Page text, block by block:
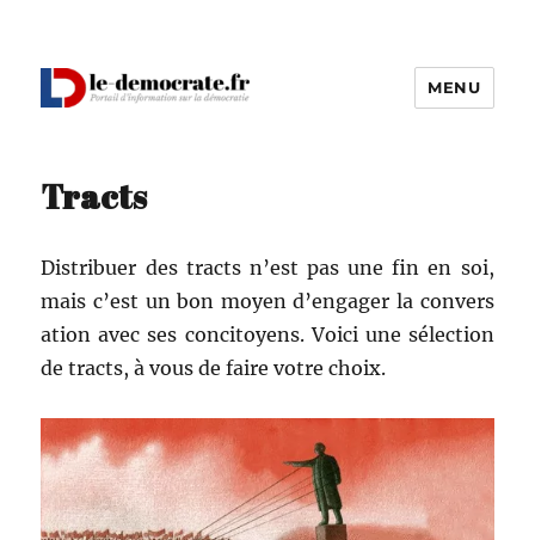
MENU
Tracts
Dis­tribuer des tracts n’est pas une fin en soi,
mais c’est un bon moyen d’en­gager la con­ver­s
a­tion avec ses conci­toyens. Voici une sélec­tion
de tracts, à vous de faire votre choix.